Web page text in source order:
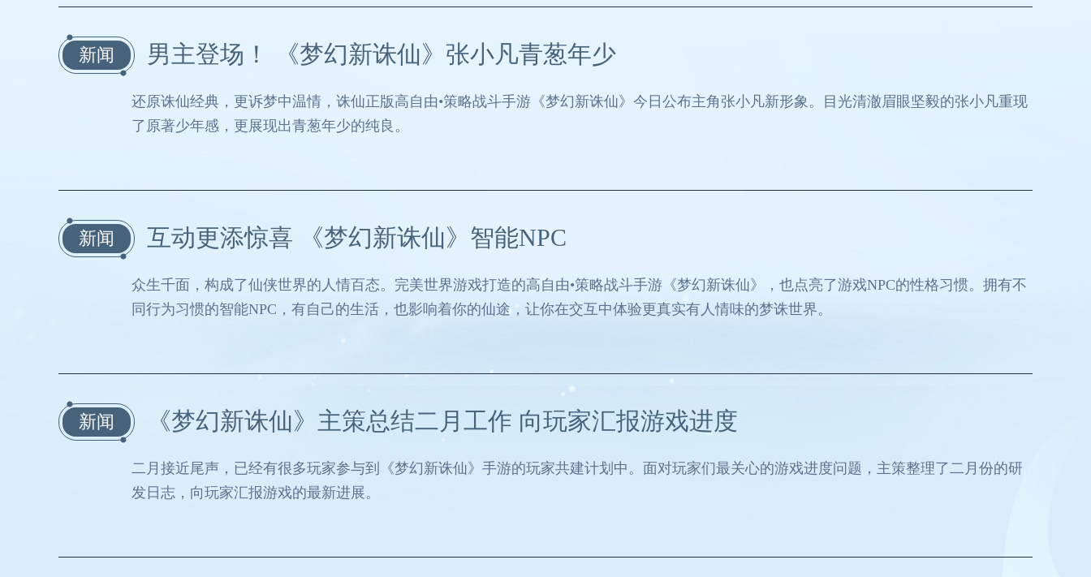
新闻 男主登场！ 《梦幻新诛仙》张小凡青葱年少
还原诛仙经典，更诉梦中温情，诛仙正版高自由•策略战斗手游《梦幻新诛仙》今日公布主角张小凡新形象。目光清澈眉眼坚毅的张小凡重现
了原著少年感，更展现出青葱年少的纯良。
新闻 互动更添惊喜 《梦幻新诛仙》智能NPC
众生千面，构成了仙侠世界的人情百态。完美世界游戏打造的高自由•策略战斗手游《梦幻新诛仙》，也点亮了游戏NPC的性格习惯。拥有不
同行为习惯的智能NPC，有自己的生活，也影响着你的仙途，让你在交互中体验更真实有人情味的梦诛世界。
新闻 《梦幻新诛仙》主策总结二月工作 向玩家汇报游戏进度
二月接近尾声，已经有很多玩家参与到《梦幻新诛仙》手游的玩家共建计划中。面对玩家们最关心的游戏进度问题，主策整理了二月份的研
发日志，向玩家汇报游戏的最新进展。